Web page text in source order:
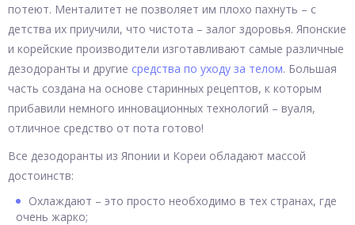
потеют. Менталитет не позволяет им плохо пахнуть – с
детства их приучили, что чистота – залог здоровья. Японские
и корейские производители изготавливают самые различные
дезодоранты и другие средства по уходу за телом. Большая
часть создана на основе старинных рецептов, к которым
прибавили немного инновационных технологий – вуаля,
отличное средство от пота готово!
Все дезодоранты из Японии и Кореи обладают массой
достоинств:
Охлаждают – это просто необходимо в тех странах, где
очень жарко;